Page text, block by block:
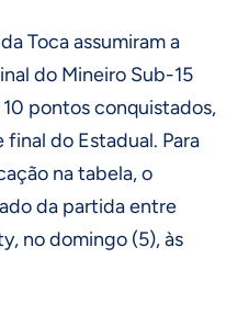
Toca assumiram a
do Mineiro Sub-15
pontos conquistados,
do Estadual. Para
na tabela, o
da partida entre
no domingo (5), às